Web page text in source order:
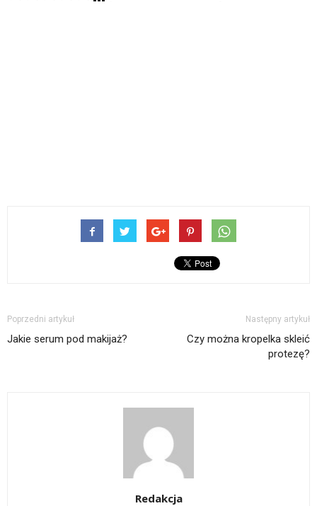
Poprzedni artykuł
Jakie serum pod makijaż?
Następny artykuł
Czy można kropelka skleić
protezę?
Redakcja